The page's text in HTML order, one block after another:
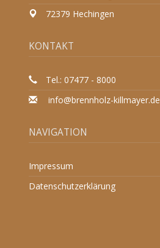
72379 Hechingen
KONTAKT
Tel.: 07477 - 8000
info@brennholz-killmayer.de
NAVIGATION
Impressum
Datenschutzerklärung